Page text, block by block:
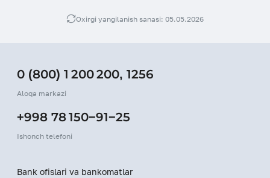
Oxirgi yangilanish sanasi: 05.05.2026
0 (800) 1 200 200, 1256
Aloqa markazi
+998 78 150−91−25
Ishonch telefoni
Bank ofislari va bankomatlar